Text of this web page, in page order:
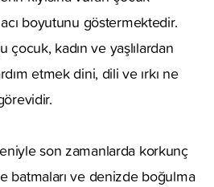
boyutunu göstermektedir.
kadın ve yaşlılardan
etmek dini, dili ve ırkı ne
son zamanlarda korkunç
batmaları ve denizde boğulma